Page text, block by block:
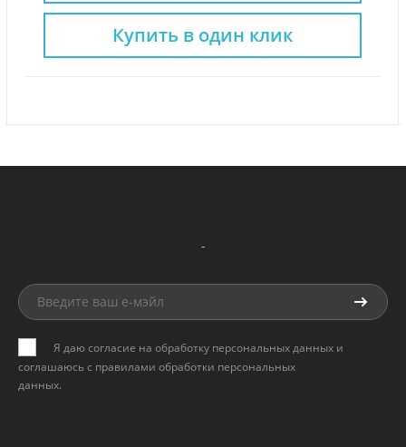
Купить в один клик
-
Я даю согласие на обработку персональных данных и
соглашаюсь с правилами обработки персональных
данных.